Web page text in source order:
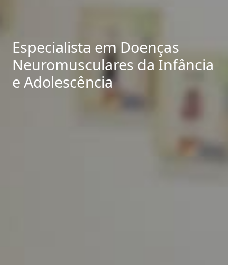
Especialista em Doenças
Neuromusculares da Infância
e Adolescência